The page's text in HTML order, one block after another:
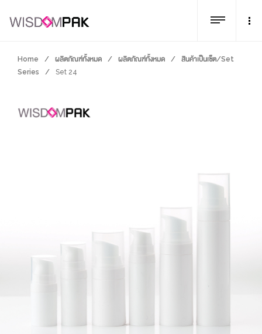
Home / ผลิตภัณฑ์ทั้งหมด / ผลิตภัณฑ์ทั้งหมด /
สินค้าเป็นเซ็ต/Set
Series
/ Set 24